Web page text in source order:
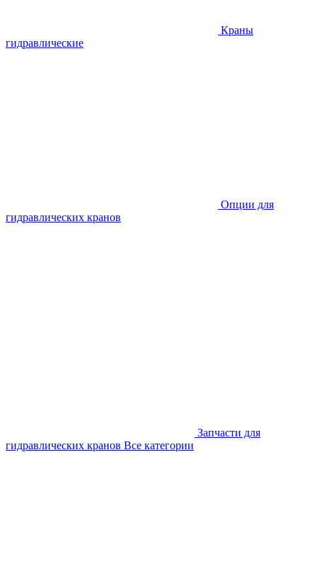
Краны
гидравлические
Опции для
гидравлических кранов
Запчасти для
гидравлических кранов Все категории